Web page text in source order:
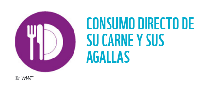
©: WWF
CONSUMO DIRECTO DE
SU CARNE Y SUS
AGALLAS